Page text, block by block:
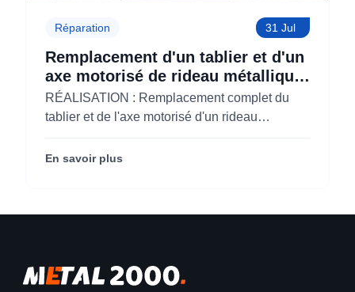
Réparation 31 Jul
Remplacement d'un tablier et d'un
axe motorisé de rideau métallique
pour M'CHADAL (Optical Center)
(95)
RÉALISATION : Remplacement complet du
tablier et de l'axe motorisé d'un rideau
Center) (95290).
En savoir plus